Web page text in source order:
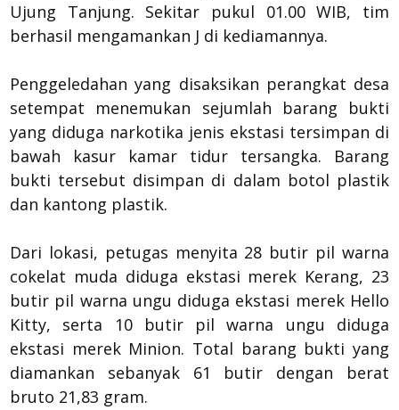
Ujung Tanjung. Sekitar pukul 01.00 WIB, tim
berhasil mengamankan J di kediamannya.
Penggeledahan yang disaksikan perangkat desa
setempat menemukan sejumlah barang bukti
yang diduga narkotika jenis ekstasi tersimpan di
bawah kasur kamar tidur tersangka. Barang
bukti tersebut disimpan di dalam botol plastik
dan kantong plastik.
Dari lokasi, petugas menyita 28 butir pil warna
cokelat muda diduga ekstasi merek Kerang, 23
butir pil warna ungu diduga ekstasi merek Hello
Kitty, serta 10 butir pil warna ungu diduga
ekstasi merek Minion. Total barang bukti yang
diamankan sebanyak 61 butir dengan berat
bruto 21,83 gram.